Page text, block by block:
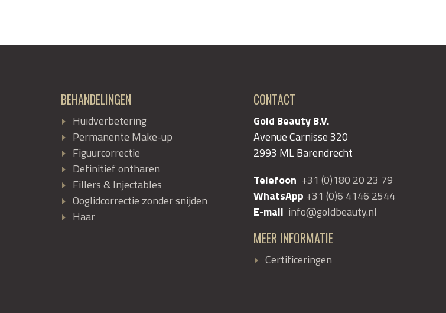
BEHANDELINGEN
Huidverbetering
Permanente Make-up
Figuurcorrectie
Definitief ontharen
Fillers & Injectables
Ooglidcorrectie zonder snijden
Haar
CONTACT
Gold Beauty B.V.
Avenue Carnisse 320
2993 ML Barendrecht
Telefoon +31 (0)180 20 23 79
WhatsApp +31 (0)6 4146 2544
E-mail info@goldbeauty.nl
MEER INFORMATIE
Certificeringen